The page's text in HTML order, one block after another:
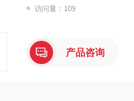
访问量：109
产品咨询